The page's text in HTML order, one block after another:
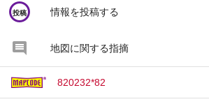
circle
投稿 情報を投稿する
地図に関する指摘
820232*82